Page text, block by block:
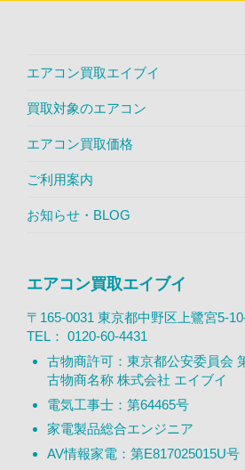
エアコン買取エイブイ
買取対象のエアコン
エアコン買取価格
ご利用案内
お知らせ・BLOG
エアコン買取エイブイ
〒165-0031 東京都中野区上鷺宮5-
TEL： 0120-60-4431
古物商許可：東京都公安委員会
古物商名称 株式会社 エイブイ
電気工事士：第64465号
家電製品総合エンジニア
AV情報家電：第E817025015U号